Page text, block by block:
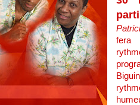
fera